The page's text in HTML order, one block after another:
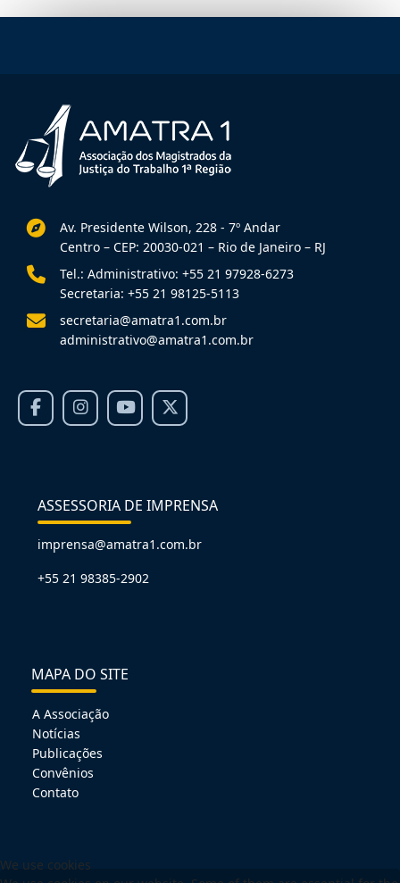
Av. Presidente Wilson, 228 - 7º Andar
Centro – CEP: 20030-021 – Rio de Janeiro – RJ
Tel.: Administrativo: +55 21 97928-6273
Secretaria: +55 21 98125-5113
secretaria@amatra1.com.br
administrativo@amatra1.com.br
ASSESSORIA DE IMPRENSA
imprensa@amatra1.com.br
+55 21 98385-2902
MAPA DO SITE
A Associação
Notícias
Publicações
Convênios
Contato
We use cookies